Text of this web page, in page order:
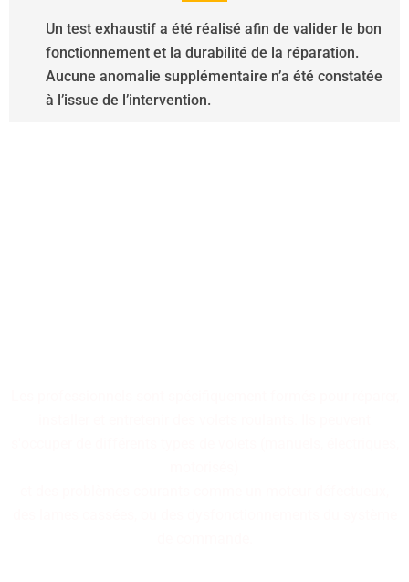
Un test exhaustif a été réalisé afin de valider le bon
fonctionnement et la durabilité de la réparation.
Aucune anomalie supplémentaire n’a été constatée
à l’issue de l’intervention.